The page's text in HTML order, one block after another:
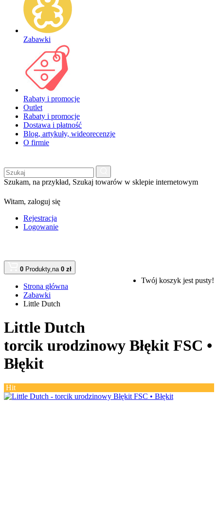
Zabawki
Rabaty i promocje
Outlet
Rabaty i promocje
Dostawa i płatność
Blog, artykuły, wideorecenzje
O firmie
Szukam, na przykład, Szukaj towarów w sklepie internetowym
Witam, zaloguj się
Rejestracja
Logowanie
0 Produkty,na 0 zł
Twój koszyk jest pusty!
Strona główna
Zabawki
Little Dutch
Little Dutch
torcik urodzinowy Błękit FSC •
Błękit
Hit